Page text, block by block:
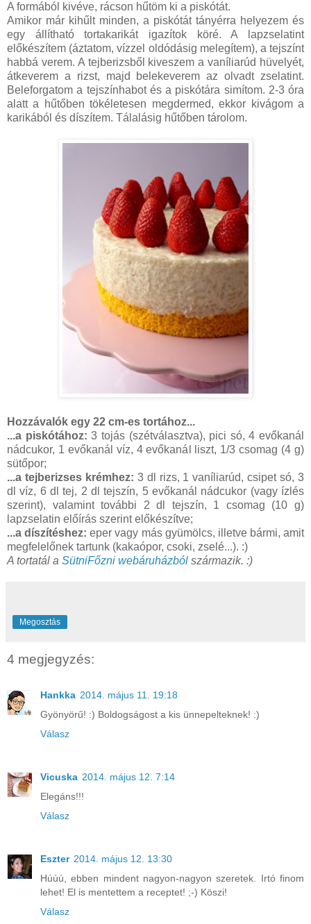
A formából kivéve, rácson hűtöm ki a piskótát.
Amikor már kihűlt minden, a piskótát tányérra helyezem és
egy állítható tortakarikát igazítok köré. A lapzselatint
előkészítem (áztatom, vízzel oldódásig melegítem), a tejszínt
habbá verem. A tejberizsből kiveszem a vaníliarúd hüvelyét,
átkeverem a rizst, majd belekeverem az olvadt zselatint.
Beleforgatom a tejszínhabot és a piskótára simítom. 2-3 óra
alatt a hűtőben tökéletesen megdermed, ekkor kivágom a
karikából és díszítem. Tálalásig hűtőben tárolom.
Hozzávalók egy 22 cm-es tortához...
...a piskótához: 3 tojás (szétválasztva), pici só, 4 evőkanál
nádcukor, 1 evőkanál víz, 4 evőkanál liszt, 1/3 csomag (4 g)
sütőpor;
...a tejberizses krémhez: 3 dl rizs, 1 vaníliarúd, csipet só, 3
dl víz, 6 dl tej, 2 dl tejszín, 5 evőkanál nádcukor (vagy ízlés
szerint), valamint további 2 dl tejszín, 1 csomag (10 g)
lapzselatin előírás szerint előkészítve;
...a díszítéshez: eper vagy más gyümölcs, illetve bármi, amit
megfelelőnek tartunk (kakaópor, csoki, zselé...). :)
A tortatál a SütniFőzni webáruházból származik. :)
Megosztás
4 megjegyzés:
Hankka 2014. május 11. 19:18
Gyönyörű! :) Boldogságost a kis ünnepelteknek! :)
Válasz
Vicuska 2014. május 12. 7:14
Elegáns!!!
Válasz
Eszter 2014. május 12. 13:30
Húúú, ebben mindent nagyon-nagyon szeretek. Irtó finom
lehet! El is mentettem a receptet! ;-) Köszi!
Válasz